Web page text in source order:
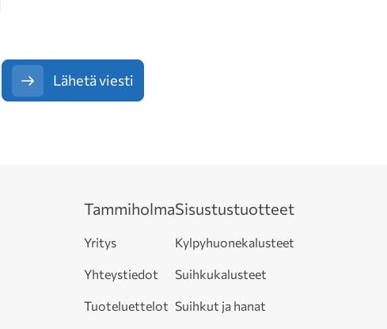
Lähetä viesti
Tammiholma
Yritys
Yhteystiedot
Tuoteluettelot
Sisustustuotteet
Kylpyhuonekalusteet
Suihkukalusteet
Suihkut ja hanat